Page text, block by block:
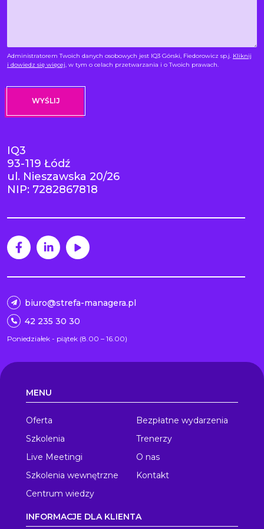
Administratorem Twoich danych osobowych jest IQ3 Górski, Fiedorowicz sp.j. Kliknij
i dowiedz się więcej, w tym o celach przetwarzania i o Twoich prawach.
IQ3
93-119 Łódź
ul. Nieszawska 20/26
NIP: 7282867818
biuro@strefa-managera.pl
42 235 30 30
Poniedziałek - piątek (8.00 – 16.00)
MENU
Oferta
Szkolenia
Live Meetingi
Szkolenia wewnętrzne
Centrum wiedzy
Bezpłatne wydarzenia
Trenerzy
O nas
Kontakt
INFORMACJE DLA KLIENTA